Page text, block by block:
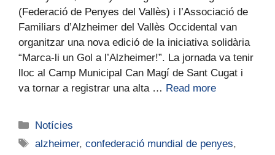
(Federació de Penyes del Vallès) i l’Associació de
Familiars d’Alzheimer del Vallès Occidental van
organitzar una nova edició de la iniciativa solidària
“Marca-li un Gol a l’Alzheimer!”. La jornada va tenir
lloc al Camp Municipal Can Magí de Sant Cugat i
va tornar a registrar una alta … Read more
Notícies
alzheimer,confederació mundial de penyes,